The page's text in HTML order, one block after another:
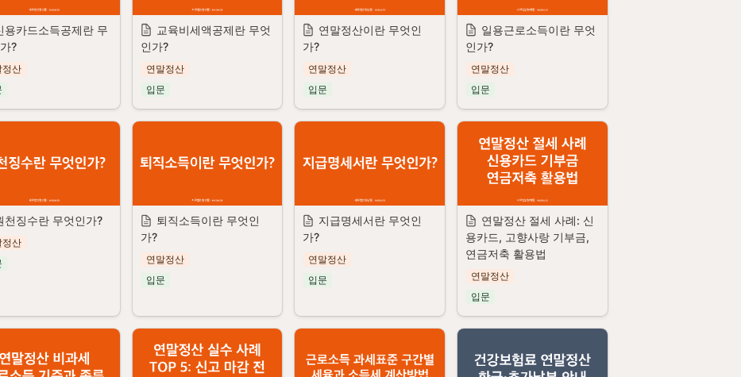
용카드소득공제란 무
?
정산
교육비세액공제란 무엇
인가?
연말정산
입문
연말정산이란 무엇인
가?
연말정산
입문
일용근로소득이란 무엇
인가?
연말정산
입문
천징수란 무엇인가?
정산
퇴직소득이란 무엇인
가?
연말정산
입문
지급명세서란 무엇인
가?
연말정산
입문
연말정산 절세 사례: 신
용카드, 고향사랑 기부금,
연금저축 활용법
연말정산
입문